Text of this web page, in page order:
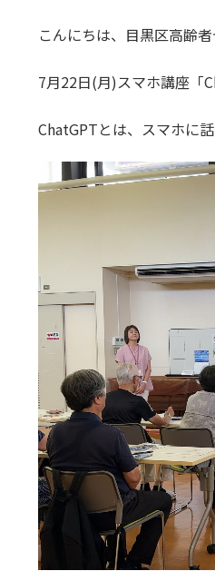
こんにちは、目黒区高齢者
7月22日(月)スマホ講座「
ChatGPTとは、スマホに